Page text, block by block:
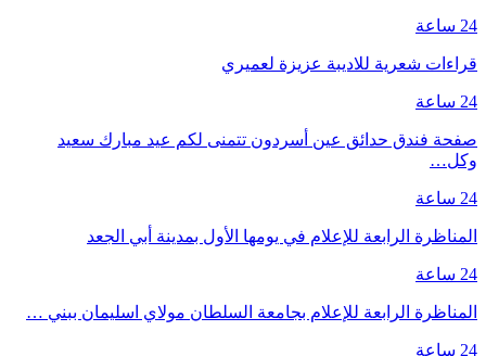
24 ساعة
قراءات شعرية للاديبة عزيزة لعميري
24 ساعة
صفحة فندق حدائق عين أسردون تتمنى لكم عيد مبارك سعيد
وكل…
24 ساعة
المناظرة الرابعة للإعلام في يومها الأول بمدينة أبي الجعد
24 ساعة
المناظرة الرابعة للإعلام بجامعة السلطان مولاي اسليمان ببني …
24 ساعة